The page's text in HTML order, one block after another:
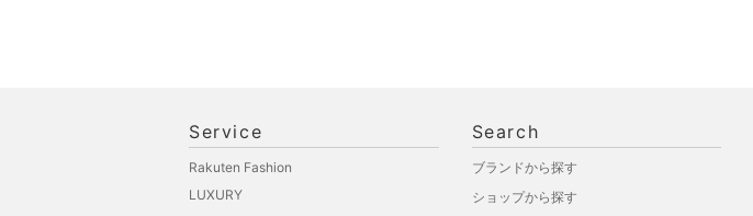
Service
Rakuten Fashion
LUXURY
Search
ブランドから探す
ショップから探す